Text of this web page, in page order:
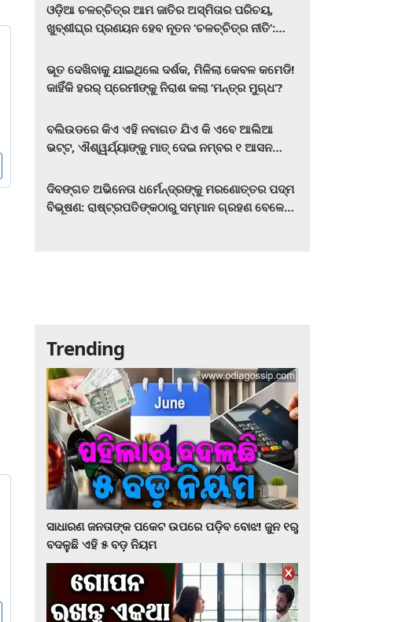
ଓଡ଼ିଆ ଚଳଚ୍ଚିତ୍ର ଆମ ଜାତିର ଅସ୍ମିତାର ପରିଚୟ,
ଖୁବ୍‌ଶୀଘ୍ର ପ୍ରଣୟନ ହେବ ନୂତନ ‘ଚଳଚ୍ଚିତ୍ର ନୀତି’:
ଭୂତ ଦେଖିବାକୁ ଯାଇଥିଲେ ଦର୍ଶକ, ମିଳିଲା କେବଳ କମେଡି!
କାହିଁକି ହରର୍‌ ପ୍ରେମୀଙ୍କୁ ନିରାଶ କଲା ‘ମନ୍ତ୍ର ମୁଗ୍ଧ’?
ବଲିଉଡରେ କିଏ ଏହି ନବାଗତ ଯିଏ କି ଏବେ ଆଲିଆ
ଭଟ୍ଟ, ଐଶ୍ୱର୍ଯ୍ୟାଙ୍କୁ ମାତ୍‌ ଦେଇ ନମ୍ବର ୧ ଆସନ
ଦିବଙ୍ଗତ ଅଭିନେତା ଧର୍ମେନ୍ଦ୍ରଙ୍କୁ ମରଣୋତ୍ତର ପଦ୍ମ
ବିଭୂଷଣ: ରାଷ୍ଟ୍ରପତିଙ୍କଠାରୁ ସମ୍ମାନ ଗ୍ରହଣ ବେଳେ
Trending
ସାଧାରଣ ଜନତାଙ୍କ ପକେଟ ଉପରେ ପଡ଼ିବ ବୋଝ! ଜୁନ ୧ରୁ
ବଦଳୁଛି ଏହି ୫ ବଡ଼ ନିୟମ